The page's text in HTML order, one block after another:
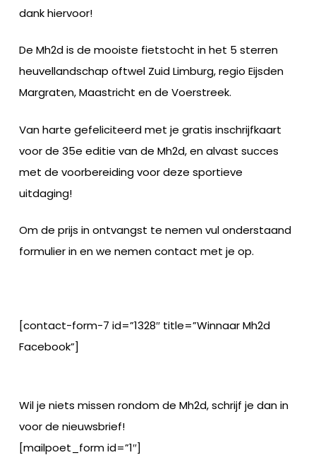
dank hiervoor!
De Mh2d is de mooiste fietstocht in het 5 sterren
heuvellandschap oftwel Zuid Limburg, regio Eijsden
Margraten, Maastricht en de Voerstreek.
Van harte gefeliciteerd met je gratis inschrijfkaart
voor de 35e editie van de Mh2d, en alvast succes
met de voorbereiding voor deze sportieve
uitdaging!
Om de prijs in ontvangst te nemen vul onderstaand
formulier in en we nemen contact met je op.
[contact-form-7 id=”1328″ title=”Winnaar Mh2d
Facebook”]
Wil je niets missen rondom de Mh2d, schrijf je dan in
voor de nieuwsbrief!
[mailpoet_form id=”1″]